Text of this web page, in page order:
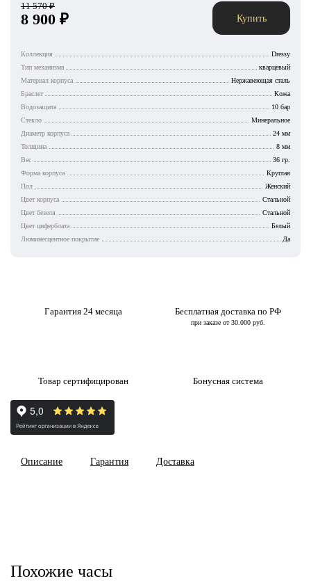
11 570₽
8 900 ₽ Купить
Коллекция
Dressy
Тип механизма
кварцевый
Материал корпуса
Нержавеющая сталь
Браслет
Кожа
Водозащита
10 бар
Стекло
Минеральное
Диаметр корпуса
24 мм
Толщина
8 мм
Вес
36 гр.
Форма корпуса
Круглая
Пол
Женский
Цвет корпуса
Стальной
Цвет безеля
Стальной
Цвет циферблата
Белый
Люминесцентное покрытие
Да
Гарантия 24 месяца Бесплатная доставка по РФ
при заказе от 30.000 руб.
Товар сертифицирован Бонусная система
Описание Гарантия Доставка
Похожие часы